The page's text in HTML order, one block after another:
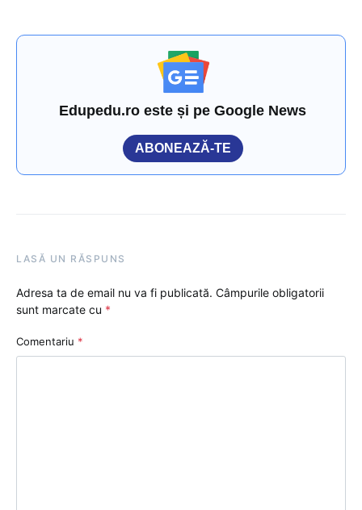
Edupedu.ro este și pe Google News
ABONEAZĂ-TE
LASĂ UN RĂSPUNS
Adresa ta de email nu va fi publicată. Câmpurile obligatorii
sunt marcate cu *
Comentariu *